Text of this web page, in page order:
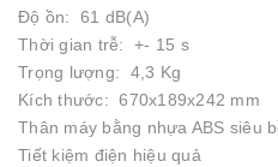
Độ ồn: 61 dB(A)
Thời gian trễ: +- 15 s
Trọng lượng: 4,3 Kg
Kích thước: 670x189x242 mm
Thân máy bằng nhựa ABS siêu
Tiết kiệm điện hiệu quả